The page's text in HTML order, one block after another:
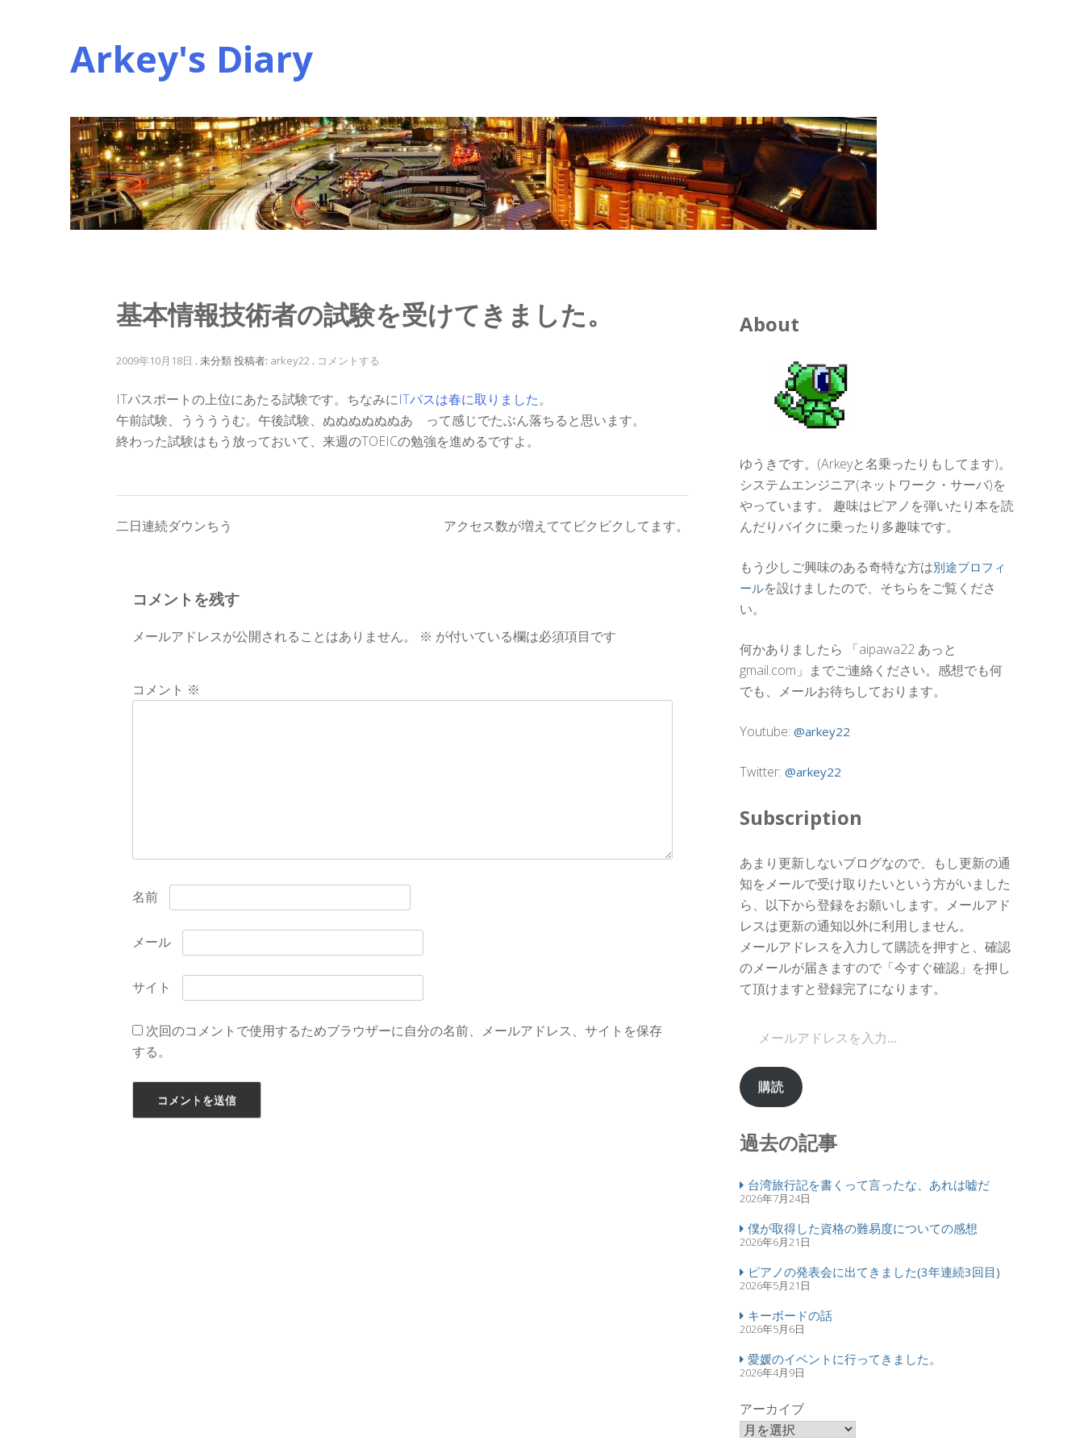
Arkey's Diary
基本情報技術者の試験を受けてきました。
2009年10月18日 . 未分類投稿者: arkey22 . コメントする
ITパスポートの上位にあたる試験です。ちなみにITパスは春に取りました。
午前試験、ううううむ。午後試験、ぬぬぬぬぬぬあ って感じでたぶん落ちると思います。
終わった試験はもう放っておいて、来週のTOEICの勉強を進めるですよ。
投
ナ
ー
二日連続ダウンちう アクセス数が増えててビクビクしてます。
コメントを残す
メールアドレスが公開されることはありません。 ※ が付いている欄は必須項目です
コメント ※
名前
メール
サイト
次回のコメントで使用するためブラウザーに自分の名前、メールアドレス、サイトを保存
する。
About
ゆうきです。(Arkeyと名乗ったりもしてます)。
システムエンジニア(ネットワーク・サーバ)を
やっています。 趣味はピアノを弾いたり本を読
んだりバイクに乗ったり多趣味です。
もう少しご興味のある奇特な方は別途プロフィ
ールを設けましたので、そちらをご覧くださ
い。
何かありましたら 「aipawa22 あっと
gmail.com」までご連絡ください。感想でも何
でも、メールお待ちしております。
Youtube: @arkey22
Twitter: @arkey22
Subscription
あまり更新しないブログなので、もし更新の通
知をメールで受け取りたいという方がいました
ら、以下から登録をお願いします。メールアド
レスは更新の通知以外に利用しません。
メールアドレスを入力して購読を押すと、確認
のメールが届きますので「今すぐ確認」を押し
て頂けますと登録完了になります。
購読
過去の記事
台湾旅行記を書くって言ったな、あれは嘘だ
2026年7月24日
僕が取得した資格の難易度についての感想
2026年6月21日
ピアノの発表会に出てきました(3年連続3回目)
2026年5月21日
キーボードの話
2026年5月6日
愛媛のイベントに行ってきました。
2026年4月9日
アーカイブ